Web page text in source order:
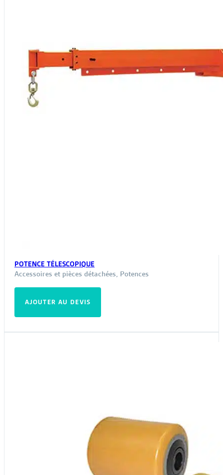
POTENCE TÉLESCOPIQUE
Accessoires et pièces détachées, Potences
AJOUTER AU DEVIS